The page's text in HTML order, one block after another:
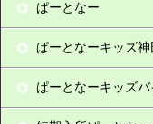
ぱーとなー
ぱーとなーキッズ神
ぱーとなーキッズバ